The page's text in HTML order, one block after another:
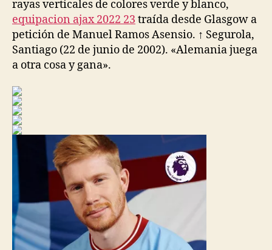
rayas verticales de colores verde y blanco,
equipacion ajax 2022 23 traída desde Glasgow a
petición de Manuel Ramos Asensio. ↑ Segurola,
Santiago (22 de junio de 2002). «Alemania juega
a otra cosa y gana».